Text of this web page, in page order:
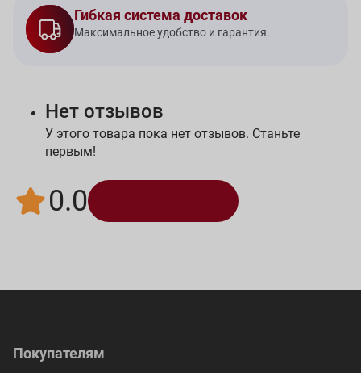
Гибкая система доставок
Максимальное удобство и гарантия.
Нет отзывов
У этого товара пока нет отзывов. Станьте
первым!
0.0
Покупателям